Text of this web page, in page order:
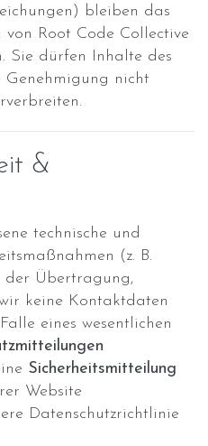
bleiben das
Root Code Collective
Sie dürfen Inhalte des
Genehmigung nicht
&
technische und
(z. B.
der Übertragung,
keine Kontaktdaten
eines wesentlichen
Sicherheitsmitteilung
Website
Datenschutzrichtlinie